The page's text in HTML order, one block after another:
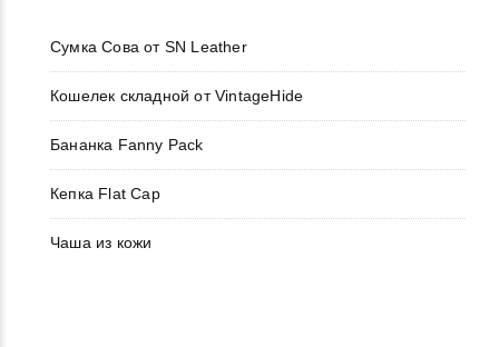
Сумка Сова от SN Leather
Кошелек складной от VintageHide
Бананка Fanny Pack
Кепка Flat Cap
Чаша из кожи